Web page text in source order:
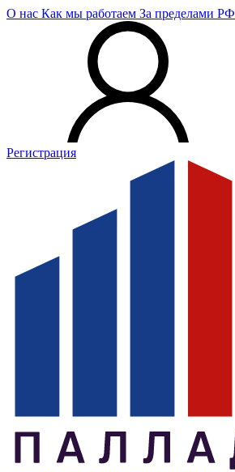
О нас Как мы работаем За пределами РФ
Регистрация